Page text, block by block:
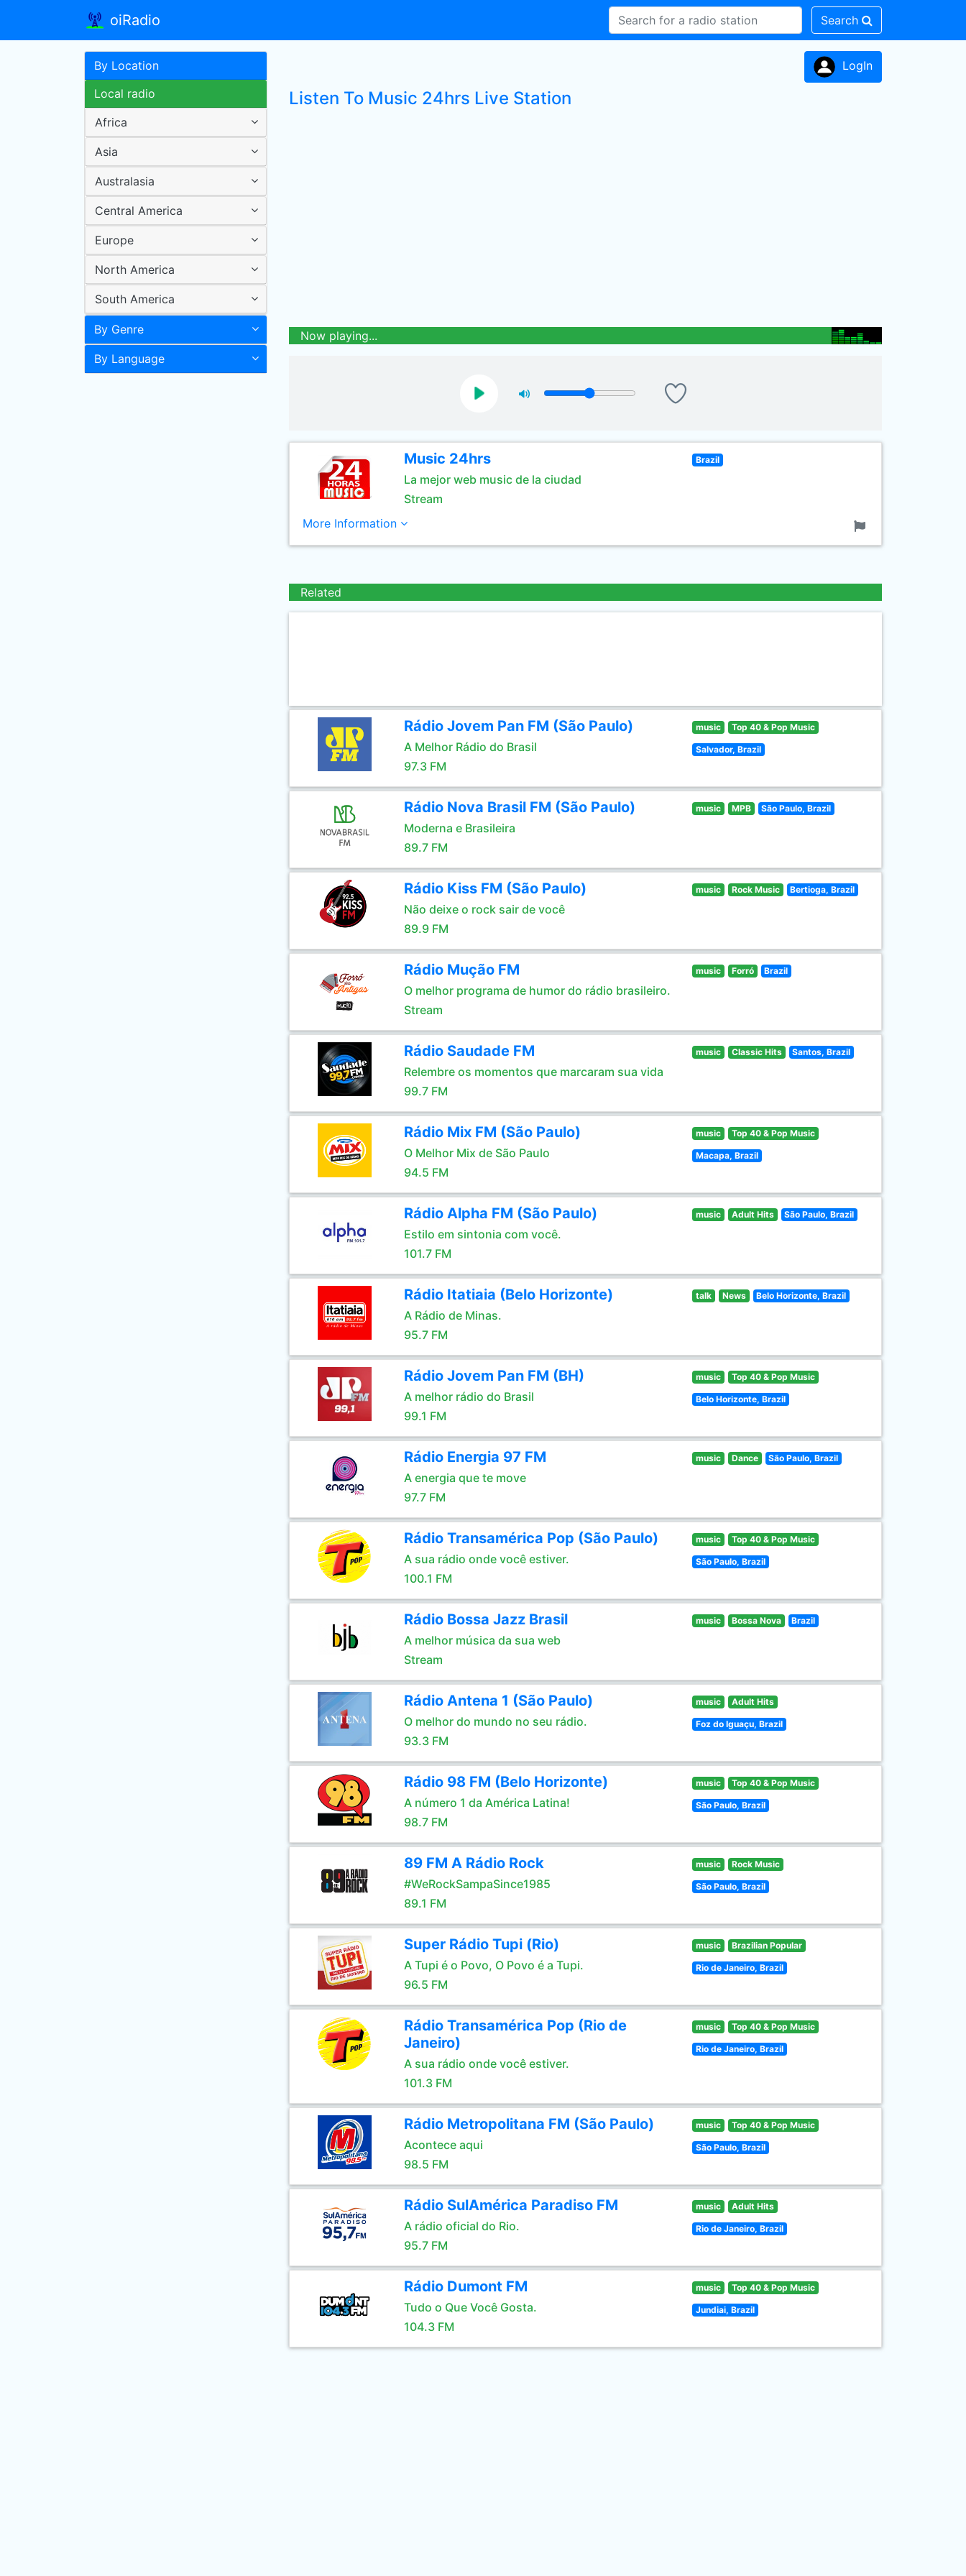
oiRadio Search
By Location
Local radio
Africa
Asia
Australasia
Central America
Europe
North America
South America
By Genre
By Language
LogIn
Listen To Music 24hrs Live Station
Now playing...
Music 24hrs
La mejor web music de la ciudad
Stream
Brazil
More Information
Related
Rádio Jovem Pan FM (São Paulo)
A Melhor Rádio do Brasil
97.3 FM
music Top 40 & Pop Music
Salvador, Brazil
Rádio Nova Brasil FM (São Paulo)
Moderna e Brasileira
89.7 FM
music MPB São Paulo, Brazil
Rádio Kiss FM (São Paulo)
Não deixe o rock sair de você
89.9 FM
music Rock Music Bertioga, Brazil
Rádio Mução FM
O melhor programa de humor do rádio brasileiro.
Stream
music Forró Brazil
Rádio Saudade FM
Relembre os momentos que marcaram sua vida
99.7 FM
music Classic Hits Santos, Brazil
Rádio Mix FM (São Paulo)
O Melhor Mix de São Paulo
94.5 FM
music Top 40 & Pop Music
Macapa, Brazil
Rádio Alpha FM (São Paulo)
Estilo em sintonia com você.
101.7 FM
music Adult Hits São Paulo, Brazil
Rádio Itatiaia (Belo Horizonte)
A Rádio de Minas.
95.7 FM
talk News Belo Horizonte, Brazil
Rádio Jovem Pan FM (BH)
A melhor rádio do Brasil
99.1 FM
music Top 40 & Pop Music
Belo Horizonte, Brazil
Rádio Energia 97 FM
A energia que te move
97.7 FM
music Dance São Paulo, Brazil
Rádio Transamérica Pop (São Paulo)
A sua rádio onde você estiver.
100.1 FM
music Top 40 & Pop Music
São Paulo, Brazil
Rádio Bossa Jazz Brasil
A melhor música da sua web
Stream
music Bossa Nova Brazil
Rádio Antena 1 (São Paulo)
O melhor do mundo no seu rádio.
93.3 FM
music Adult Hits
Foz do Iguaçu, Brazil
Rádio 98 FM (Belo Horizonte)
A número 1 da América Latina!
98.7 FM
music Top 40 & Pop Music
São Paulo, Brazil
89 FM A Rádio Rock
#WeRockSampaSince1985
89.1 FM
music Rock Music
São Paulo, Brazil
Super Rádio Tupi (Rio)
A Tupi é o Povo, O Povo é a Tupi.
96.5 FM
music Brazilian Popular
Rio de Janeiro, Brazil
Rádio Transamérica Pop (Rio de
Janeiro)
A sua rádio onde você estiver.
101.3 FM
music Top 40 & Pop Music
Rio de Janeiro, Brazil
Rádio Metropolitana FM (São Paulo)
Acontece aqui
98.5 FM
music Top 40 & Pop Music
São Paulo, Brazil
Rádio SulAmérica Paradiso FM
A rádio oficial do Rio.
95.7 FM
music Adult Hits
Rio de Janeiro, Brazil
Rádio Dumont FM
Tudo o Que Você Gosta.
104.3 FM
music Top 40 & Pop Music
Jundiai, Brazil